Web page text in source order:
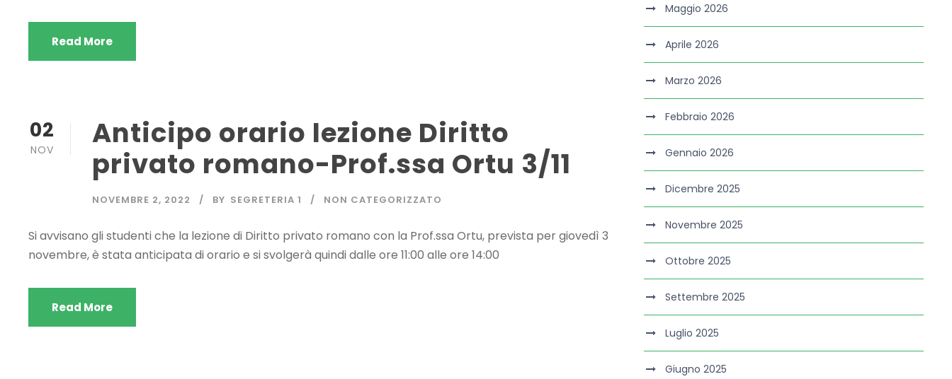
Read More
02
NOV
Anticipo orario lezione Diritto
privato romano-Prof.ssa Ortu 3/11
NOVEMBRE 2, 2022 BY SEGRETERIA 1 NON CATEGORIZZATO
Si avvisano gli studenti che la lezione di Diritto privato romano con la Prof.ssa Ortu, prevista per giovedì 3
novembre, è stata anticipata di orario e si svolgerà quindi dalle ore 11:00 alle ore 14:00
Read More
Maggio 2026
Aprile 2026
Marzo 2026
Febbraio 2026
Gennaio 2026
Dicembre 2025
Novembre 2025
Ottobre 2025
Settembre 2025
Luglio 2025
Giugno 2025